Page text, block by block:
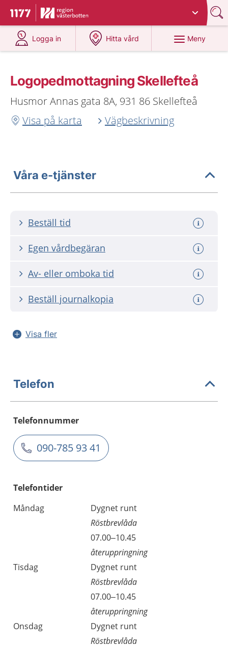
Till startsidan för 1177
Du har valt region
Logga in
på 1177.se
Hitta vård
på 1177.se
Meny
Logopedmottagning Skellefteå
Husmor Annas gata 8A, 931 86 Skellefteå
Visa på karta
Vägbeskrivning
Våra e-tjänster
Beställ tid
Egen vårdbegäran
Av- eller omboka tid
Beställ journalkopia
Visa fler
Telefon
Telefonnummer
090-785 93 41
Telefontider
Måndag
Dygnet runt
Röstbrevlåda
07.00–10.45
återuppringning
Tisdag
Dygnet runt
Röstbrevlåda
07.00–10.45
återuppringning
Onsdag
Dygnet runt
Röstbrevlåda